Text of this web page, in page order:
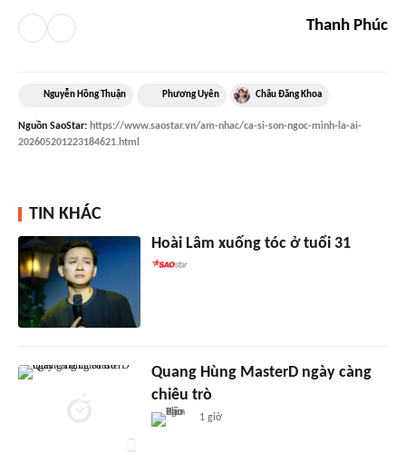
Thanh Phúc
Nguyễn Hồng Thuận Phương Uyên Châu Đăng Khoa
Nguồn SaoStar: https://www.saostar.vn/am-nhac/ca-si-son-ngoc-minh-la-ai-
202605201223184621.html
TIN KHÁC
Hoài Lâm xuống tóc ở tuổi 31
Quang Hùng MasterD ngày càng
chiêu trò
1 giờ